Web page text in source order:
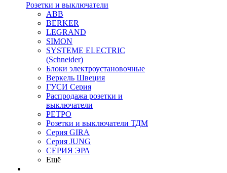
Розетки и выключатели
ABB
BERKER
LEGRAND
SIMON
SYSTEME ELECTRIC
(Schneider)
Блоки электроустановочные
Веркель Швеция
ГУСИ Серия
Распродажа розетки и
выключатели
РЕТРО
Розетки и выключатели ТДМ
Серия GIRA
Серия JUNG
СЕРИЯ ЭРА
Ещё